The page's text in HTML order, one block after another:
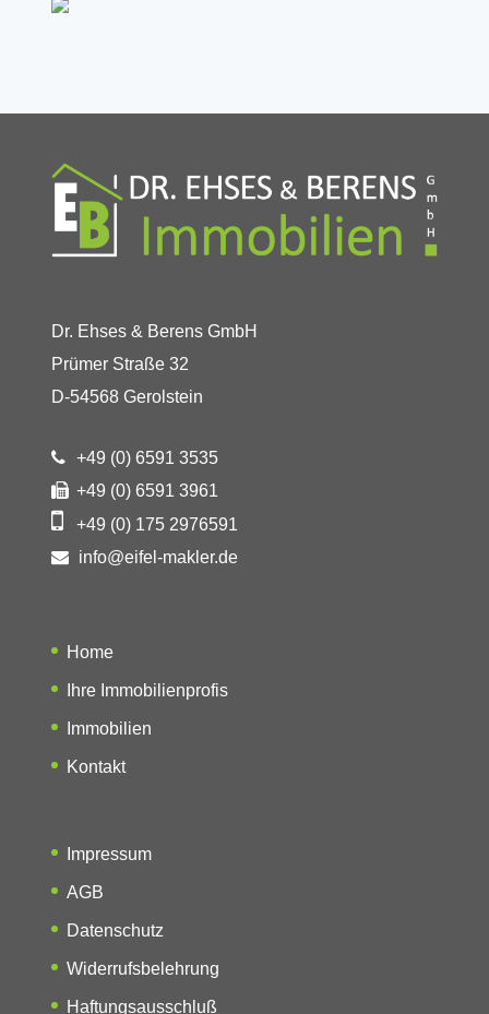
Dr. Ehses & Berens GmbH
Prümer Straße 32
D-54568 Gerolstein
+49 (0) 6591 3535
+49 (0) 6591 3961
+49 (0) 175 2976591
info@eifel-makler.de
Home
Ihre Immobilienprofis
Immobilien
Kontakt
Impressum
AGB
Datenschutz
Widerrufsbelehrung
Haftungsausschluß